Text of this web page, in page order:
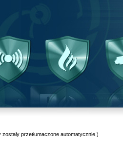
przetłumaczone automatycznie.)